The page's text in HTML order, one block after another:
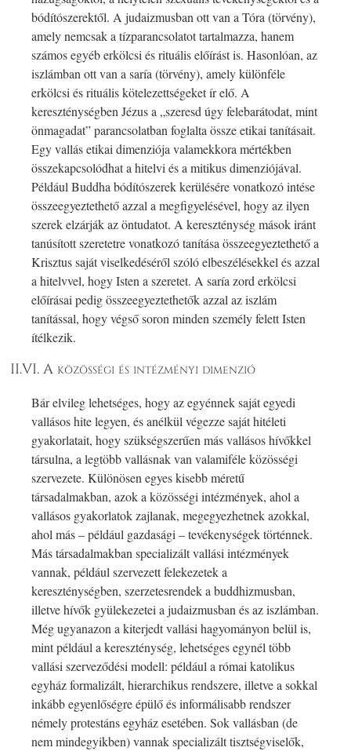
bódítószerektől. A judaizmusban ott van a Tóra (törvény),
amely nemcsak a tízparancsolatot tartalmazza, hanem
számos egyéb erkölcsi és rituális előírást is. Hasonlóan, az
iszlámban ott van a saría (törvény), amely különféle
erkölcsi és rituális kötelezettségeket ír elő. A
kereszténységben Jézus a „szeresd úgy felebarátodat, mint
önmagadat” parancsolatban foglalta össze etikai tanításait.
Egy vallás etikai dimenziója valamekkora mértékben
összekapcsolódhat a hitelvi és a mitikus dimenziójával.
Például Buddha bódítószerek kerülésére vonatkozó intése
összeegyeztethető azzal a megfigyelésével, hogy az ilyen
szerek elzárják az öntudatot. A kereszténység mások iránt
tanúsított szeretetre vonatkozó tanítása összeegyeztethető a
Krisztus saját viselkedéséről szóló elbeszélésekkel és azzal
a hitelvvel, hogy Isten a szeretet. A saría zord erkölcsi
előírásai pedig összeegyeztethetők azzal az iszlám
tanítással, hogy végső soron minden személy felett Isten
ítélkezik.
II.VI. A közösségi és intézményi dimenzió
Bár elvileg lehetséges, hogy az egyénnek saját egyedi
vallásos hite legyen, és anélkül végezze saját hitéleti
gyakorlatait, hogy szükségszerűen más vallásos hívőkkel
társulna, a legtöbb vallásnak van valamiféle közösségi
szervezete. Különösen egyes kisebb méretű
társadalmakban, azok a közösségi intézmények, ahol a
vallásos gyakorlatok zajlanak, megegyezhetnek azokkal,
ahol más – például gazdasági – tevékenységek történnek.
Más társadalmakban specializált vallási intézmények
vannak, például szervezett felekezetek a
kereszténységben, szerzetesrendek a buddhizmusban,
illetve hívők gyülekezetei a judaizmusban és az iszlámban.
Még ugyanazon a kiterjedt vallási hagyományon belül is,
mint például a kereszténység, lehetséges egynél több
vallási szerveződési modell: például a római katolikus
egyház formalizált, hierarchikus rendszere, illetve a sokkal
inkább egyenlőségre épülő és informálisabb rendszer
némely protestáns egyház esetében. Sok vallásban (de
nem mindegyikben) vannak specializált tisztségviselők,